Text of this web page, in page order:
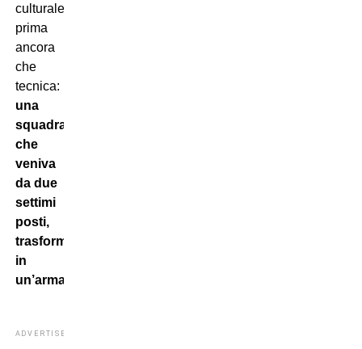
culturale
prima
ancora
che
tecnica:
una
squadra
che
veniva
da due
settimi
posti,
trasformata
in
un’armata
ADVERTISEMENT